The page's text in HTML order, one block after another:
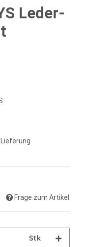
Leder-
Frage zum Artikel
Stk